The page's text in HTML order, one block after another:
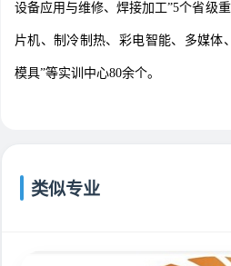
设备应用与维修、焊接加工”5个省级
片机、制冷制热、彩电智能、多媒体
模具”等实训中心80余个。
类似专业